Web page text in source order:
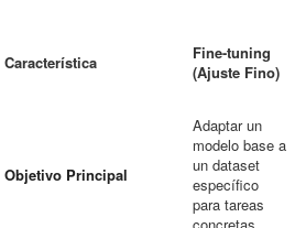
Característica
Fine-tuning
(Ajuste Fino)
Objetivo Principal
Adaptar un
modelo base a
un dataset
específico
para tareas